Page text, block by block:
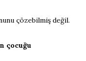
çözebilmiş değil.
çocuğu